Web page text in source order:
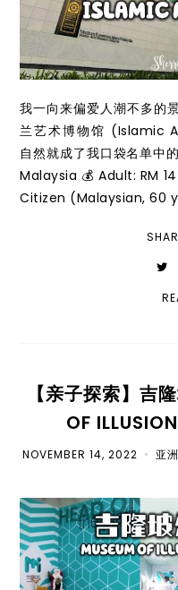
我一向来偏爱人潮不多的
兰艺术博物馆 (Islamic
自然就成了我口袋名单
Malaysia 💰 Adult: RM
Citizen (Malaysian, 60
【亲子探索】吉
OF
NOVEMBER 14, 2022 • 亚